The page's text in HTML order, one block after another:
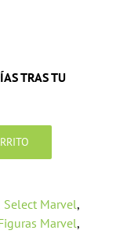
TRAS TU
Marvel,
Marvel,